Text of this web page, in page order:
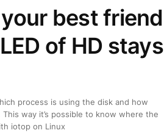
best friend
of HD stays
process is using the disk and how
way it’s possible to know where the
iotop on Linux